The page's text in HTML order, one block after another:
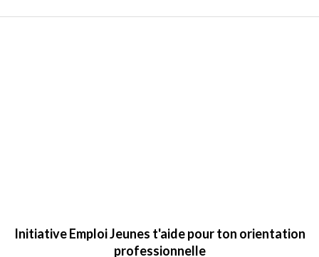
Initiative Emploi Jeunes t'aide pour ton orientation
professionnelle